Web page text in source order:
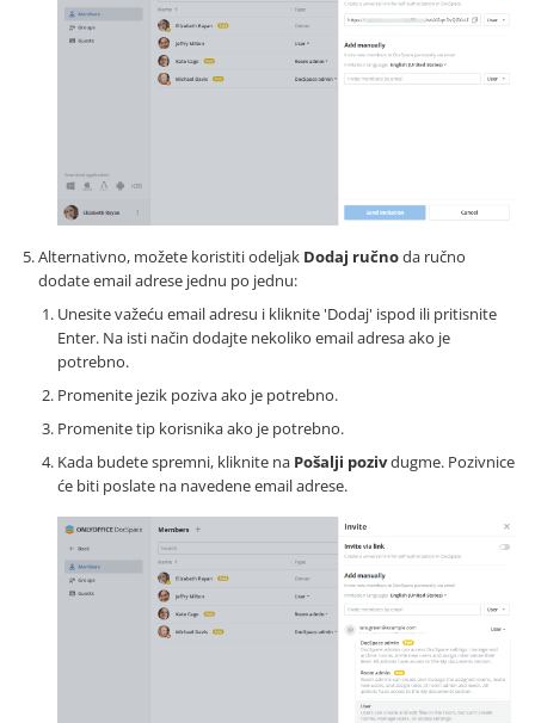
Alternativno, možete koristiti odeljak Dodaj ručnoda ručno
dodate email adrese jednu po jednu:
Unesite važeću email adresu i kliknite 'Dodaj' ispod ili pritisnite
Enter. Na isti način dodajte nekoliko email adresa ako je
potrebno.
Promenite jezik poziva ako je potrebno.
Promenite tip korisnika ako je potrebno.
Kada budete spremni, kliknite na Pošalji pozivdugme. Pozivnice
će biti poslate na navedene email adrese.